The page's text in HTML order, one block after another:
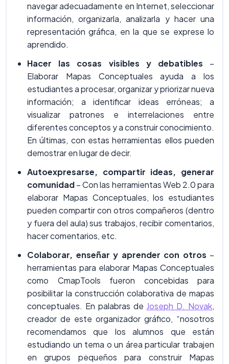
navegar adecuadamente en Internet, seleccionar
información, organizarla, analizarla y hacer una
representación gráfica, en la que se exprese lo
aprendido.
Hacer las cosas visibles y debatibles –
Elaborar Mapas Conceptuales ayuda a los
estudiantes a procesar, organizar y priorizar nueva
información; a identificar ideas erróneas; a
visualizar patrones e interrelaciones entre
diferentes conceptos y a construir conocimiento.
En últimas, con estas herramientas ellos pueden
demostrar en lugar de decir.
Autoexpresarse, compartir ideas, generar
comunidad– Con las herramientas Web 2.0 para
elaborar Mapas Conceptuales, los estudiantes
pueden compartir con otros compañeros (dentro
y fuera del aula) sus trabajos, recibir comentarios,
hacer comentarios, etc.
Colaborar, enseñar y aprender con otros –
herramientas para elaborar Mapas Conceptuales
como CmapTools fueron concebidas para
posibilitar la construcción colaborativa de mapas
conceptuales. En palabras de Joseph D. Novak,
creador de este organizador gráfico, “nosotros
recomendamos que los alumnos que están
estudiando un tema o un área particular trabajen
en grupos pequeños para construir Mapas